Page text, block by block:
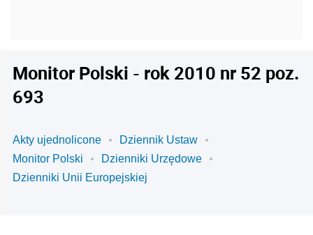
Monitor Polski - rok 2010 nr 52 poz.
693
Akty ujednolicone
Dziennik Ustaw
Monitor Polski
Dzienniki Urzędowe
Dzienniki Unii Europejskiej